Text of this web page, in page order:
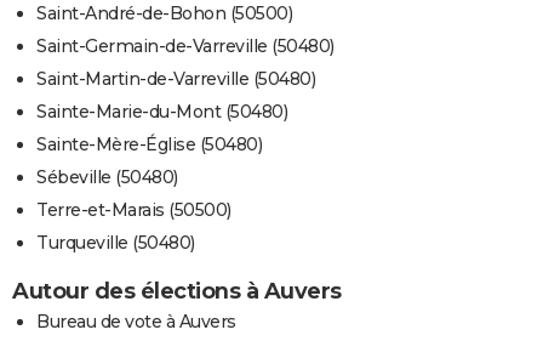
Saint-André-de-Bohon (50500)
Saint-Germain-de-Varreville (50480)
Saint-Martin-de-Varreville (50480)
Sainte-Marie-du-Mont (50480)
Sainte-Mère-Église (50480)
Sébeville (50480)
Terre-et-Marais (50500)
Turqueville (50480)
Autour des élections à Auvers
Bureau de vote à Auvers